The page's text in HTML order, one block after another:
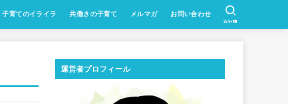
子育てのイライラ 共働きの子育て メルマガ お問い合わせ
SEARCH
運営者プロフィール